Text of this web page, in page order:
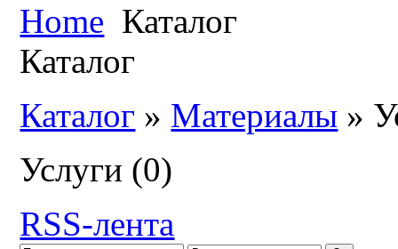
Home Каталог
Каталог
Каталог » Материалы »
Услуги (0)
RSS-лента